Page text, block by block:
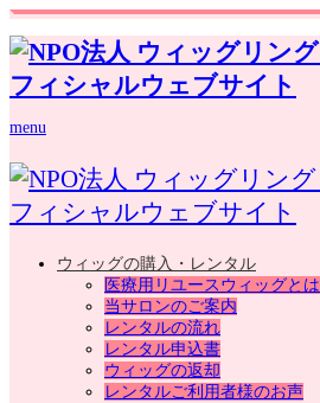
menu
ウィッグの購入・レンタル
医療用リユースウィッグとは
当サロンのご案内
レンタルの流れ
レンタル申込書
ウィッグの返却
レンタルご利用者様のお声